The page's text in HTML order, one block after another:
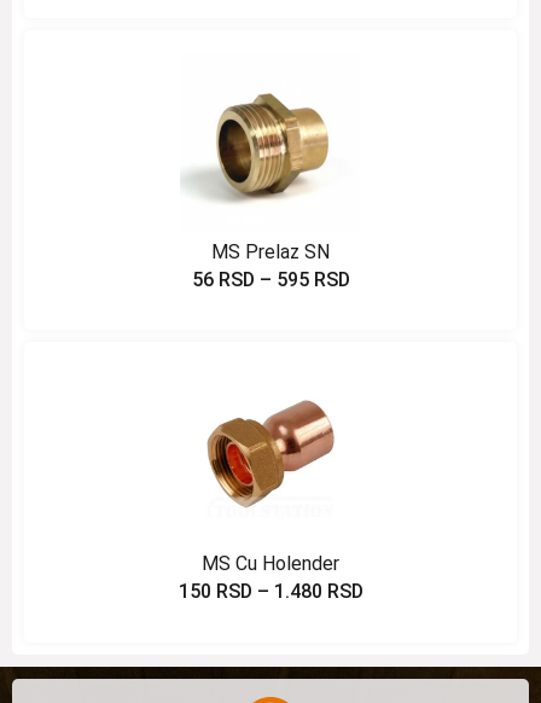
MS Prelaz SN
56 RSD – 595 RSD
MS Cu Holender
150 RSD – 1.480 RSD